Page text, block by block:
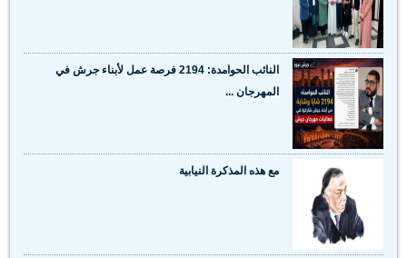
النائب الحوامدة: 2194 فرصة عمل لأبناء جرش في
المهرجان ...
مع هذه المذكرة النيابية